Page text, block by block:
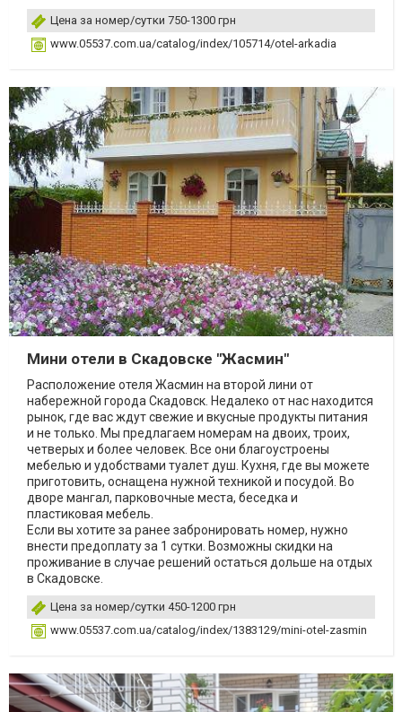
Цена за номер/сутки 750-1300 грн
www.05537.com.ua/catalog/index/105714/otel-arkadia
Мини отели в Скадовске "Жасмин"
Расположение отеля Жасмин на второй лини от
набережной города Скадовск. Недалеко от нас находится
рынок, где вас ждут свежие и вкусные продукты питания
и не только. Мы предлагаем номерам на двоих, троих,
четверых и более человек. Все они благоустроены
мебелью и удобствами туалет душ. Кухня, где вы можете
приготовить, оснащена нужной техникой и посудой. Во
дворе мангал, парковочные места, беседка и
пластиковая мебель.
Если вы хотите за ранее забронировать номер, нужно
внести предоплату за 1 сутки. Возможны скидки на
проживание в случае решений остаться дольше на отдых
в Скадовске.
Цена за номер/сутки 450-1200 грн
www.05537.com.ua/catalog/index/1383129/mini-otel-zasmin